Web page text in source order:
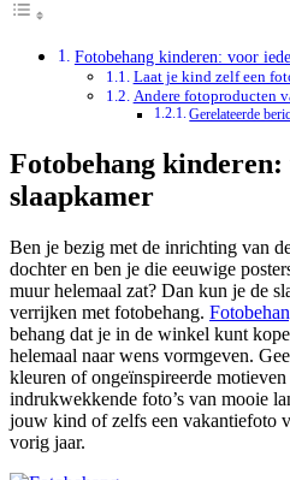
Fotobehang kinderen: voor
Laat je kind zelf een
Andere fotoproducten
Gerelateerde
Fotobehang
slaapkamer
Ben je bezig met de inrichting van
dochter en ben je die eeuwige
muur helemaal zat? Dan kun je de
verrijken met fotobehang.
behang dat je in de winkel kunt
helemaal naar wens vormgeven.
kleuren of ongeïnspireerde
indrukwekkende foto’s van mooie
jouw kind of zelfs een vakantiefoto
vorig jaar.